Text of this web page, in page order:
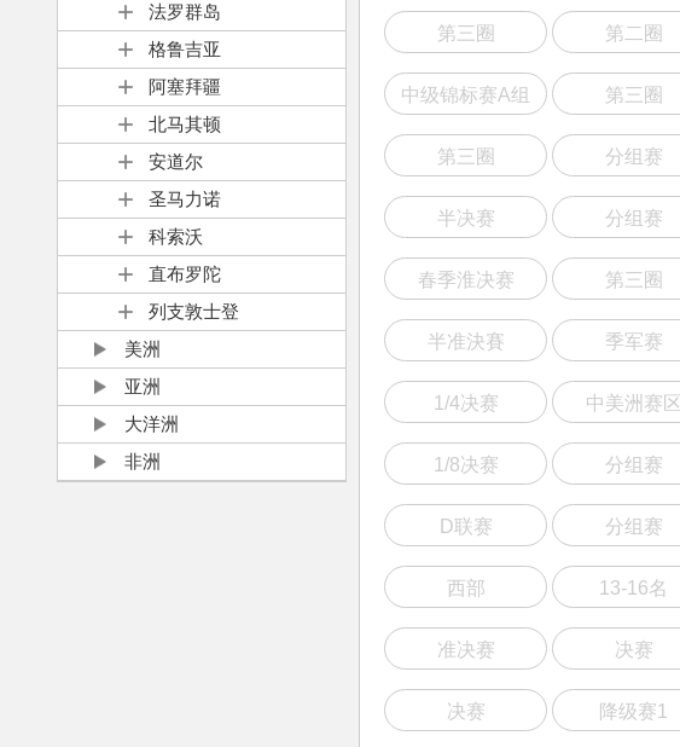
法罗群岛
格鲁吉亚
阿塞拜疆
北马其顿
安道尔
圣马力诺
科索沃
直布罗陀
列支敦士登
美洲
亚洲
大洋洲
非洲
第三圈 第二圈
中级锦标赛A组 第三圈
第三圈 分组赛
半决赛 分组赛
春季淮决赛 第三圈
半准決賽 季军赛
1/4决赛 中美洲赛区
1/8决赛 分组赛
D联赛 分组赛
西部 13-16名
准决赛 决赛
决赛 降级赛1